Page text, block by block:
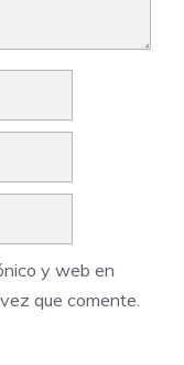
y web en
que comente.